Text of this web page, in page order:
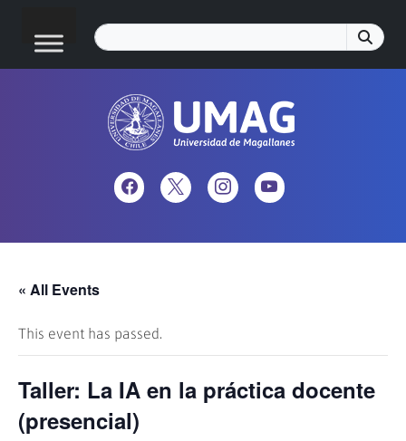
« All Events
This event has passed.
Taller: La IA en la práctica docente
(presencial)